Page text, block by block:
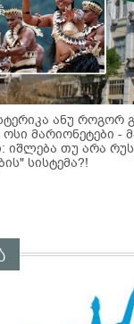
ანუ როგორ
მარიონეტები -
იშლება თუ არა
სისტემა?!